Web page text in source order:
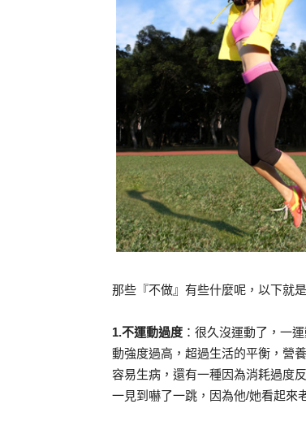
那些『不做』有些什麼呢，以下就是
1.不運動過度 ：很久沒運動了，一
動強度過高，超過生活的平衡，營
容易生病，還有一種因為消耗過度
一見到嚇了一跳，因為他/她看起來